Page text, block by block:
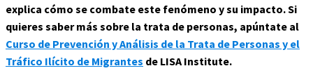
explica cómo se combate este fenómeno y su impacto.Si
quieres saber más sobre la trata de personas, apúntate al
Curso de Prevención y Análisis de la Trata de Personas y el
Tráfico Ilícito de Migrantes de LISA Institute.